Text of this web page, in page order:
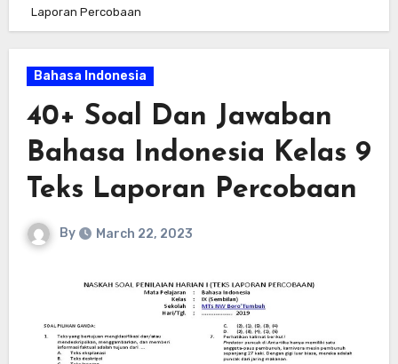
Laporan Percobaan
Bahasa Indonesia
40+ Soal Dan Jawaban
Bahasa Indonesia Kelas 9
Teks Laporan Percobaan
By March 22, 2023